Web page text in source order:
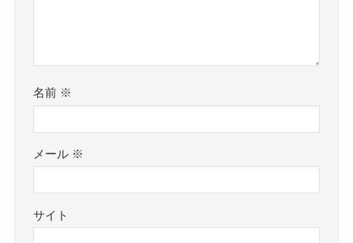
名前 ※
メール ※
サイト